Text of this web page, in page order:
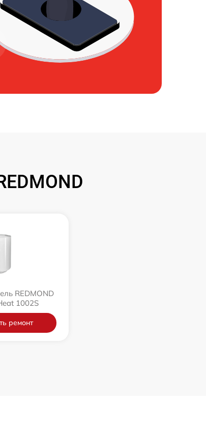
REDMOND
1002S
ремонт